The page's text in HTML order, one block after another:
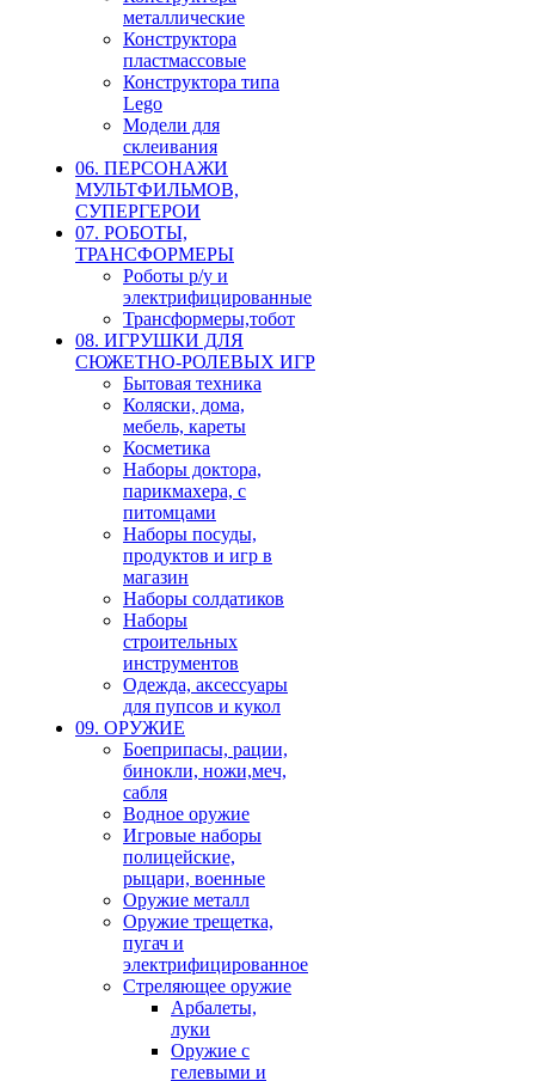
металлические
Конструктора
пластмассовые
Конструктора типа
Lego
Модели для
склеивания
06. ПЕРСОНАЖИ
МУЛЬТФИЛЬМОВ,
СУПЕРГЕРОИ
07. РОБОТЫ,
ТРАНСФОРМЕРЫ
Роботы р/у и
электрифицированные
Трансформеры,тобот
08. ИГРУШКИ ДЛЯ
СЮЖЕТНО-РОЛЕВЫХ ИГР
Бытовая техника
Коляски, дома,
мебель, кареты
Косметика
Наборы доктора,
парикмахера, с
питомцами
Наборы посуды,
продуктов и игр в
магазин
Наборы солдатиков
Наборы
строительных
инструментов
Одежда, аксессуары
для пупсов и кукол
09. ОРУЖИЕ
Боеприпасы, рации,
бинокли, ножи,меч,
сабля
Водное оружие
Игровые наборы
полицейские,
рыцари, военные
Оружие металл
Оружие трещетка,
пугач и
электрифицированное
Стреляющее оружие
Арбалеты,
луки
Оружие с
гелевыми и